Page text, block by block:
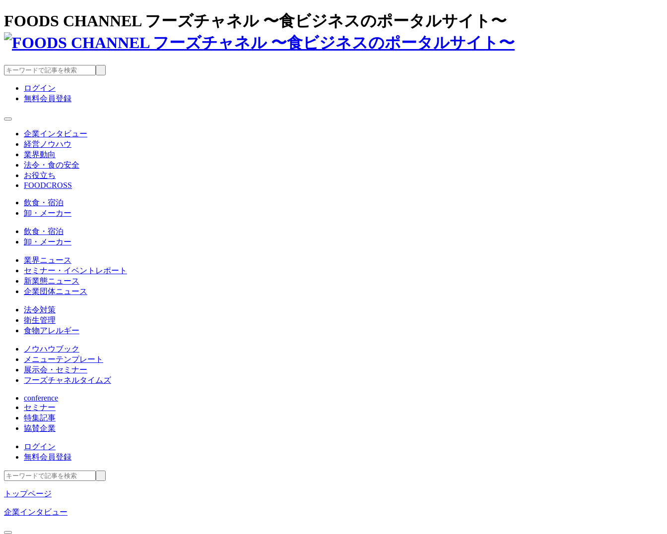
FOODS CHANNEL フーズチャネル 〜食ビジネスのポータルサイト〜
ログイン
無料会員登録
企業インタビュー
経営ノウハウ
業界動向
法令・食の安全
お役立ち
FOODCROSS
飲食・宿泊
卸・メーカー
飲食・宿泊
卸・メーカー
業界ニュース
セミナー・イベントレポート
新業態ニュース
企業団体ニュース
法令対策
衛生管理
食物アレルギー
ノウハウブック
メニューテンプレート
展示会・セミナー
フーズチャネルタイムズ
conference
セミナー
特集記事
協賛企業
ログイン
無料会員登録
トップページ
企業インタビュー